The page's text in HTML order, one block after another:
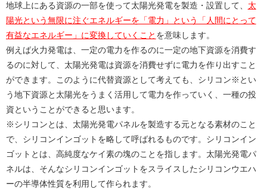
地球上にある資源の一部を使って太陽光発電を製造・設置して、 太
陽光という無限に注ぐエネルギーを「電力」という「人間にとって
有益なエネルギー」に変換していくこと を意味します。
例えば火力発電は、一定の電力を作るのに一定の地下資源を消費す
るのに対して、太陽光発電は資源を消費せずに電力を作り出すこと
ができます。このように代替資源として考えても、シリコン※とい
う地下資源と太陽光をうまく活用して電力を作っていく、一種の投
資ということができると思います。
※シリコンとは、太陽光発電パネルを製造する元となる素材のこと
で、シリコンインゴットを略して呼ばれるものです。シリコンイン
ゴットとは、高純度なケイ素の塊のことを指します。太陽光発電パ
ネルは、そんなシリコンインゴットをスライスしたシリコンウエハ
ーの半導体性質を利用して作られます。